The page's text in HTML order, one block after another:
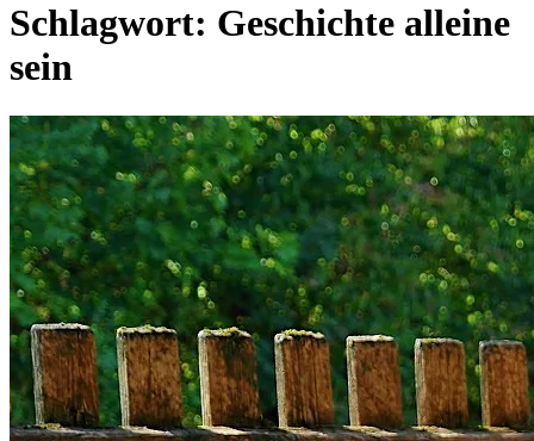
Schlagwort: Geschichte alleine
sein